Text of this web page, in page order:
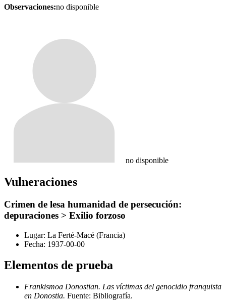
Observaciones:no disponible
no disponible
Vulneraciones
Crimen de lesa humanidad de persecución:
depuraciones > Exilio forzoso
Lugar: La Ferté-Macé (Francia)
Fecha: 1937-00-00
Elementos de prueba
Frankismoa Donostian. Las víctimas del genocidio franquista
en Donostia. Fuente: Bibliografía.